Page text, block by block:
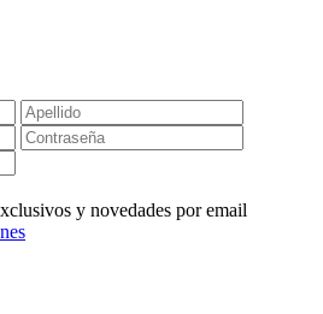
y novedades por email